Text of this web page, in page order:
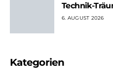
Technik-
6. AUGUST 2026
Kategorien